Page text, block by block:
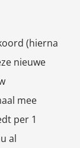
(hierna
nieuwe
mee
per 1
al